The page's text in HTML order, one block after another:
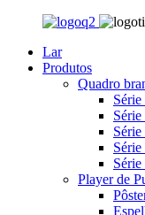
Lar
Produtos
Quadro
Player de